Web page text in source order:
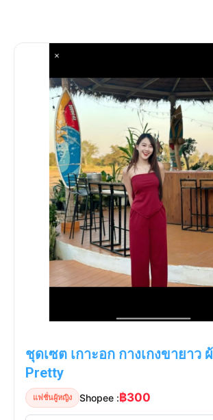
ชุดเซต เกาะอก กางเกงขายาว
Pretty
แฟชั่นผู้หญิง Shopee :฿300